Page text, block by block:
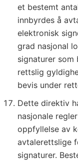
et bestemt
innbyrdes å
elektronisk
grad nasjonal
signaturer som
rettslig
bevis under
Dette direktiv
nasjonale
oppfyllelse av
avtalerettslige
signaturer.